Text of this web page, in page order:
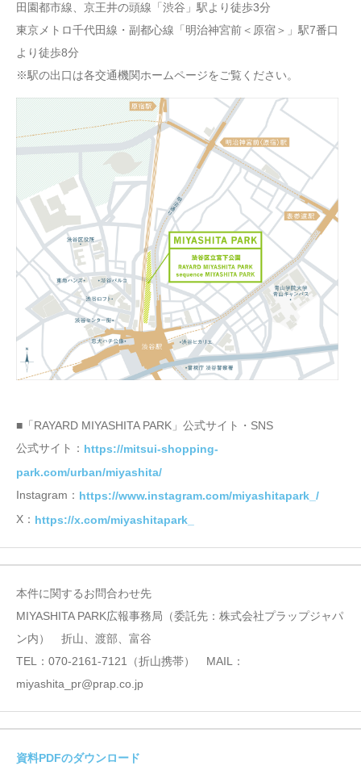
田園都市線、京王井の頭線「渋谷」駅より徒歩3分
東京メトロ千代田線・副都心線「明治神宮前＜原宿＞」駅7番口
より徒歩8分
※駅の出口は各交通機関ホームページをご覧ください。
■「RAYARD MIYASHITA PARK」公式サイト・SNS
公式サイト： https://mitsui-shopping-
park.com/urban/miyashita/
Instagram： https://www.instagram.com/miyashitapark_/
X： https://x.com/miyashitapark_
本件に関するお問合わせ先
MIYASHITA PARK広報事務局（委託先：株式会社プラップジャパ
ン内） 折山、渡部、富谷
TEL：070-2161-7121（折山携帯） MAIL：
miyashita_pr@prap.co.jp
資料PDFのダウンロード